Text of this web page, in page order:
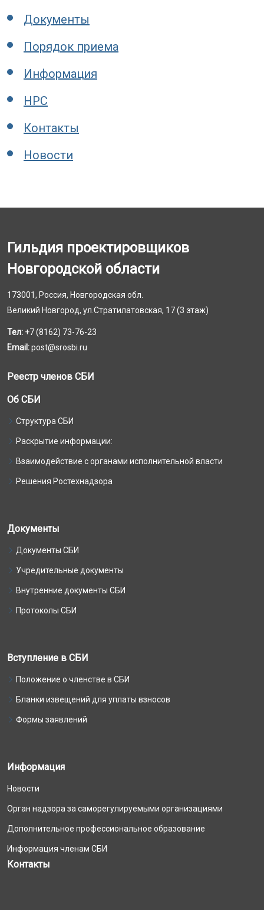
Документы
Порядок приема
Информация
НРС
Контакты
Новости
Гильдия проектировщиков
Новгородской области
173001, Россия, Новгородская обл.
Великий Новгород, ул.Стратилатовская, 17 (3 этаж)
Тел: +7 (8162) 73-76-23
Email:post@srosbi.ru
Реестр членов СБИ
Об СБИ
Структура СБИ
Раскрытие информации:
Взаимодействие с органами исполнительной власти
Решения Ростехнадзора
Документы
Документы СБИ
Учредительные документы
Внутренние документы СБИ
Протоколы СБИ
Вступление в СБИ
Положение о членстве в СБИ
Бланки извещений для уплаты взносов
Формы заявлений
Информация
Новости
Орган надзора за саморегулируемыми организациями
Дополнительное профессиональное образование
Информация членам СБИ
Контакты